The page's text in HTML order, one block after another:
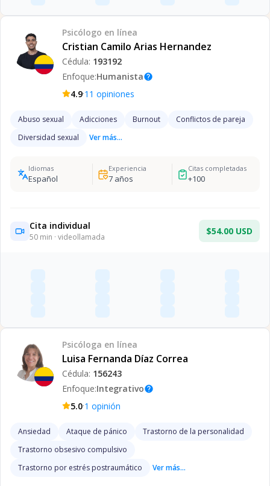
Psicólogo en línea
Cristian Camilo Arias Hernandez
Cédula: 193192
Enfoque:Humanistahelp
4.9·11 opiniones
Abuso sexual Adicciones Burnout
Conflictos de pareja
Diversidad sexual
Ver más...
Idiomas
Español
Experiencia
7años
Citas completadas
+100
Cita individual
50 min · videollamada
$54.00 USD
Psicóloga en línea
Luisa Fernanda Díaz Correa
Cédula: 156243
Enfoque:Integrativohelp
5.0·1 opinión
Ansiedad Ataque de pánico
Trastorno de la personalidad
Trastorno obsesivo compulsivo
Trastorno por estrés postraumático
Ver más...